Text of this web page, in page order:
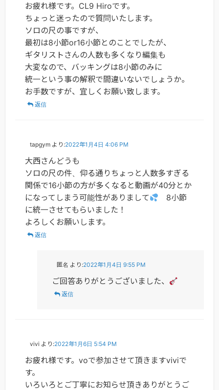
お疲れ様です。CL9 Hiroです。
ちょっと迷ったので質問いたします。
ソロの尺の事ですが、
最初は8小節or16小節とのことでしたが、
ギタリストさんの人数も多くなり編集も
大変なので、バッキングは8小節のみに
統一という事の解釈で間違いないでしょうか。
お手数ですが、宜しくお願い致します。
返信
tapgym より:2022年1月4日 4:06 PM
大西さんどうも
ソロの尺の件、仰る通りちょっと人数多すぎる
関係で16小節の方が多くなると動画が40分とか
になってしまう可能性がありまして
8小節
に統一させてもらいました！
よろしくお願いします。
返信
匿名 より:2022年1月4日 9:55 PM
ご回答ありがとうございました、
返信
vivi より:2022年1月6日 5:54 PM
お疲れ様です。voで参加させて頂きますviviで
す。
いろいろとご丁寧にお知らせ頂きありがとうご